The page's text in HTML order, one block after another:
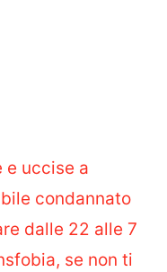
e uccise a
condannato
dalle 22 alle 7
se non ti